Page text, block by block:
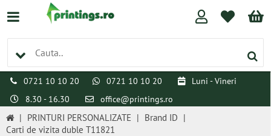
0721 10 10 20 0721 10 10 20
Luni - Vineri
8.30 - 16.30
office@printings.ro
| PRINTURI PERSONALIZATE | Brand ID |
Carti de vizita duble T11821